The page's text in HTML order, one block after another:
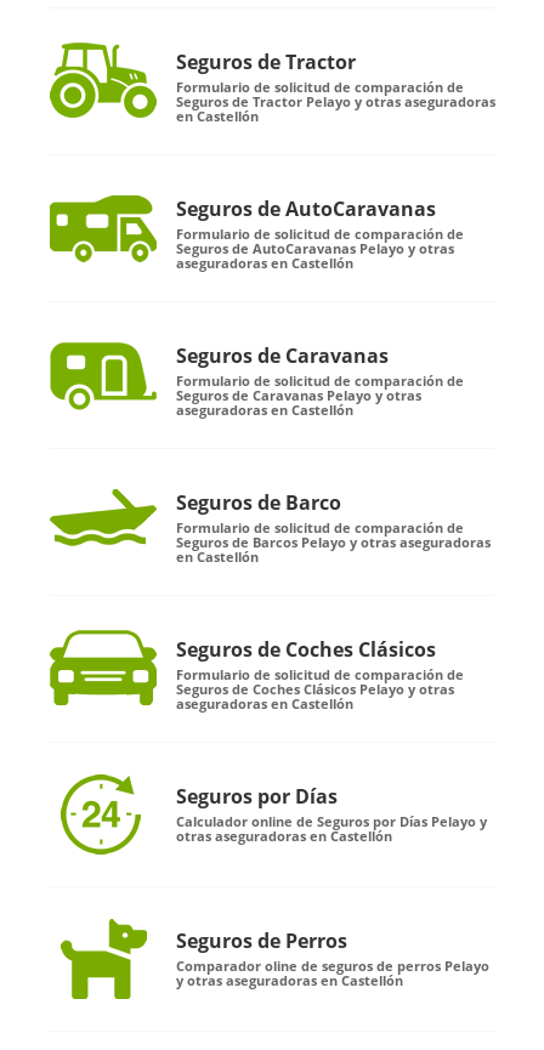
Seguros de Tractor
Formulario de solicitud de comparación de
Seguros de Tractor Pelayo y otras aseguradoras
en Castellón
Seguros de AutoCaravanas
Formulario de solicitud de comparación de
Seguros de AutoCaravanas Pelayo y otras
aseguradoras en Castellón
Seguros de Caravanas
Formulario de solicitud de comparación de
Seguros de Caravanas Pelayo y otras
aseguradoras en Castellón
Seguros de Barco
Formulario de solicitud de comparación de
Seguros de Barcos Pelayo y otras aseguradoras
en Castellón
Seguros de Coches Clásicos
Formulario de solicitud de comparación de
Seguros de Coches Clásicos Pelayo y otras
aseguradoras en Castellón
Seguros por Días
Calculador online de Seguros por Días Pelayo y
otras aseguradoras en Castellón
Seguros de Perros
Comparador oline de seguros de perros Pelayo
y otras aseguradoras en Castellón